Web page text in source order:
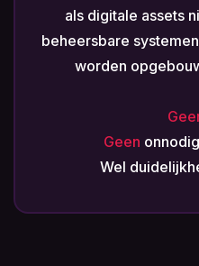
als digitale assets
beheersbare
worden
Geen
Wel